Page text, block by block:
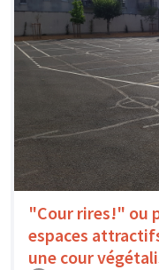
"Cour rires!" ou
espaces
une cour